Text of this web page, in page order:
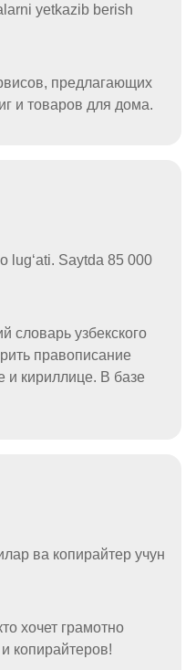
yetkazib berish
предлагающих
и товаров для дома.
lugʻati. Saytda 85 000
словарь узбекского
правописание
и кириллице. В базе
ва копирайтер учун
хочет грамотно
копирайтеров!